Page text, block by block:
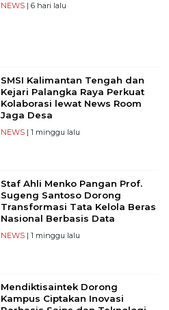
NEWS| 6 hari lalu
SMSI Kalimantan Tengah dan
Kejari Palangka Raya Perkuat
Kolaborasi lewat News Room
Jaga Desa
NEWS| 1 minggu lalu
Staf Ahli Menko Pangan Prof.
Sugeng Santoso Dorong
Transformasi Tata Kelola Beras
Nasional Berbasis Data
NEWS| 1 minggu lalu
Mendiktisaintek Dorong
Kampus Ciptakan Inovasi